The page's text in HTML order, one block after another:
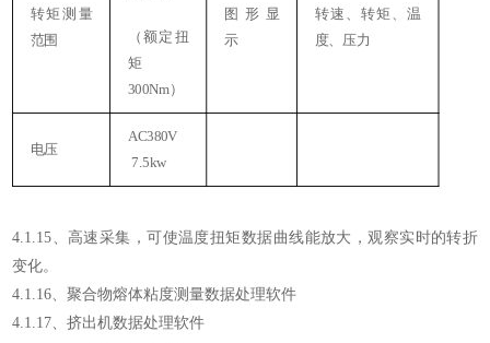
转矩测量
范围
（额定扭
矩
300Nm）
图形显
示
转速、转矩、温
度、压力
电压
AC380V
7.5kw
4.1.15、高速采集，可使温度扭矩数据曲线能放大，观察实时的转折
变化。
4.1.16、聚合物熔体粘度测量数据处理软件
4.1.17、挤出机数据处理软件